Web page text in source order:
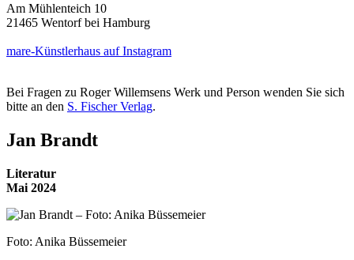
Am Mühlenteich 10
21465 Wentorf bei Hamburg
mare-Künstlerhaus auf Instagram
Bei Fragen zu Roger Willemsens Werk und Person wenden Sie sich
bitte an den S. Fischer Verlag.
Jan Brandt
Literatur
Mai 2024
Foto: Anika Büssemeier